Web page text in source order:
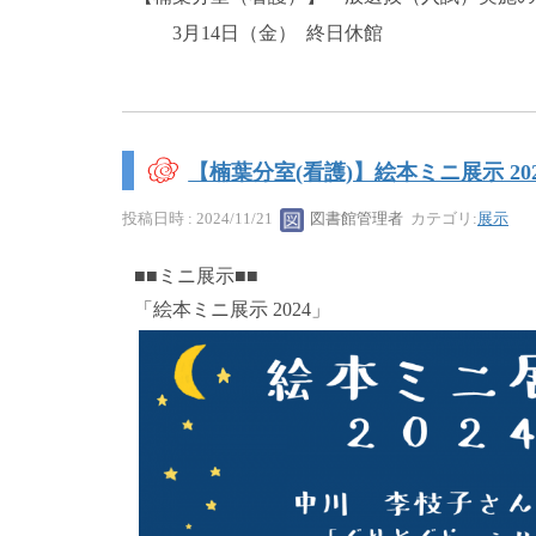
3月14日（金） 終日休館
【楠葉分室(看護)】絵本ミニ展示
投稿日時 : 2024/11/21 図書館管理者 カテゴリ: 展示
■■ミニ展示■■
「絵本ミニ展示 2024」